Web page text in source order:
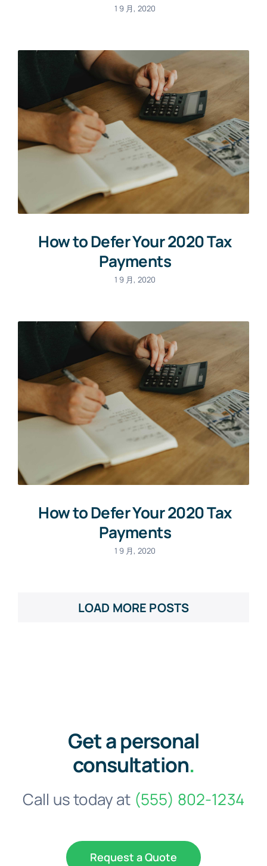
1 9 月, 2020
How to Defer Your 2020 Tax
Payments
1 9 月, 2020
How to Defer Your 2020 Tax
Payments
1 9 月, 2020
LOAD MORE POSTS
Get a personal
consultation.
Call us today at (555) 802-1234
Request a Quote